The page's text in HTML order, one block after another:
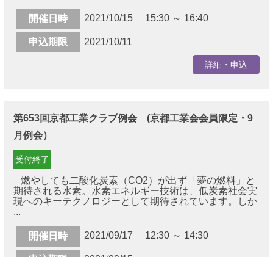
開催日時 2021/10/15 15:30 ～ 16:40
申込期限 2021/10/11
詳細・申込
第653回京都工業クラブ例会 (京都工業会会員限定・9
月例会）
受付終了
燃やしても二酸化炭素（CO2）が出ず「夢の燃料」と
期待される水素。水素エネルギー技術は、低炭素社会実
現へのキーテクノロジーとして期待されています。しか
...
開催日時 2021/09/17 12:30 ～ 14:30